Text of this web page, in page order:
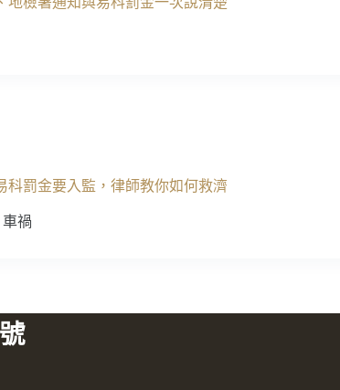
科罰金要入監，律師教你如何救濟
車禍